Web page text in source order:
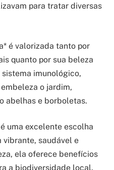
para tratar diversas
é valorizada tanto por
quanto por sua beleza
imunológico,
o jardim,
abelhas e borboletas.
uma excelente escolha
vibrante, saudável e
ela oferece benefícios
a biodiversidade local.